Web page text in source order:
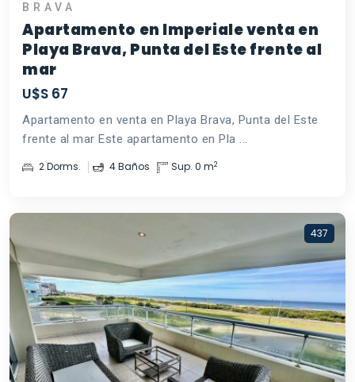
BRAVA
Apartamento en Imperiale venta en
Playa Brava, Punta del Este frente al
mar
U$S 67
Apartamento en venta en Playa Brava, Punta del Este
frente al mar Este apartamento en Pla ...
2 Dorms. 4 Baños Sup. 0 m2
437